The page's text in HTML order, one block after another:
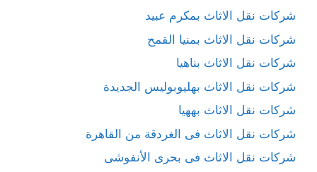
شركات نقل الاثاث بمكرم عبيد
شركات نقل الاثاث بمنيا القمح
شركات نقل الاثاث بناهيا
شركات نقل الاثاث بهليوبوليس الجديدة
شركات نقل الاثاث بههيا
شركات نقل الاثاث فى الغردقة من القاهرة
شركات نقل الاثاث فى بحرى الأنفوشى